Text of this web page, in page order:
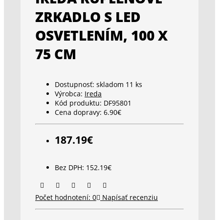
ZRKADLO S LED
OSVETLENÍM, 100 X
75 CM
Dostupnosť: skladom 11 ks
Výrobca: Ireda
Kód produktu: DF95801
Cena dopravy: 6.90€
187.19€
Bez DPH: 152.19€
Počet hodnotení: 0 Napísať recenziu